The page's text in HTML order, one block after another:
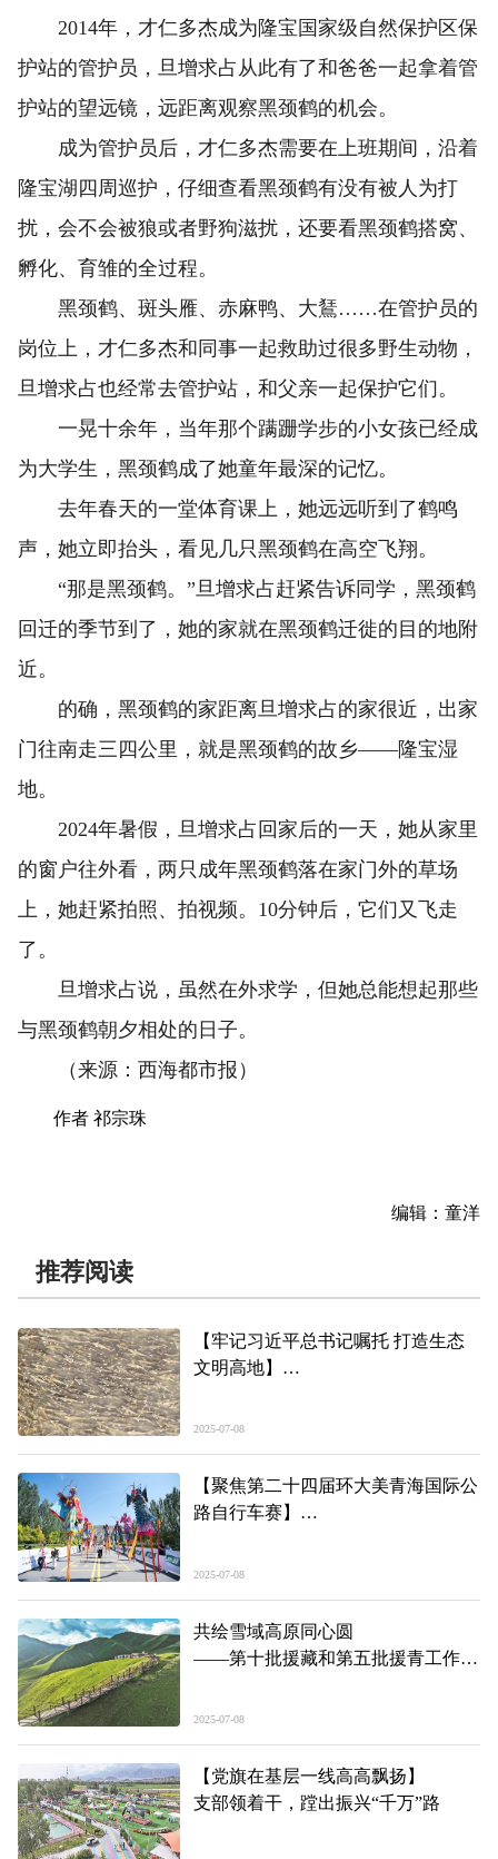
2014年，才仁多杰成为隆宝国家级自然保护区保
护站的管护员，旦增求占从此有了和爸爸一起拿着管
护站的望远镜，远距离观察黑颈鹤的机会。
成为管护员后，才仁多杰需要在上班期间，沿着
隆宝湖四周巡护，仔细查看黑颈鹤有没有被人为打
扰，会不会被狼或者野狗滋扰，还要看黑颈鹤搭窝、
孵化、育雏的全过程。
黑颈鹤、斑头雁、赤麻鸭、大鵟……在管护员的
岗位上，才仁多杰和同事一起救助过很多野生动物，
旦增求占也经常去管护站，和父亲一起保护它们。
一晃十余年，当年那个蹒跚学步的小女孩已经成
为大学生，黑颈鹤成了她童年最深的记忆。
去年春天的一堂体育课上，她远远听到了鹤鸣
声，她立即抬头，看见几只黑颈鹤在高空飞翔。
“那是黑颈鹤。”旦增求占赶紧告诉同学，黑颈鹤
回迁的季节到了，她的家就在黑颈鹤迁徙的目的地附
近。
的确，黑颈鹤的家距离旦增求占的家很近，出家
门往南走三四公里，就是黑颈鹤的故乡——隆宝湿
地。
2024年暑假，旦增求占回家后的一天，她从家里
的窗户往外看，两只成年黑颈鹤落在家门外的草场
上，她赶紧拍照、拍视频。10分钟后，它们又飞走
了。
旦增求占说，虽然在外求学，但她总能想起那些
与黑颈鹤朝夕相处的日子。
（来源：西海都市报）
作者 祁宗珠
编辑：童洋
推荐阅读
【牢记习近平总书记嘱托 打造生态
文明高地】
么
2025-07-08
【聚焦第二十四届环大美青海国际公
路自行车赛】
2025-07-08
共绘雪域高原同心圆
——第十批援藏和第五批援青工作纪
2025-07-08
【党旗在基层一线高高飘扬】
支部领着干，蹚出振兴“千万”路